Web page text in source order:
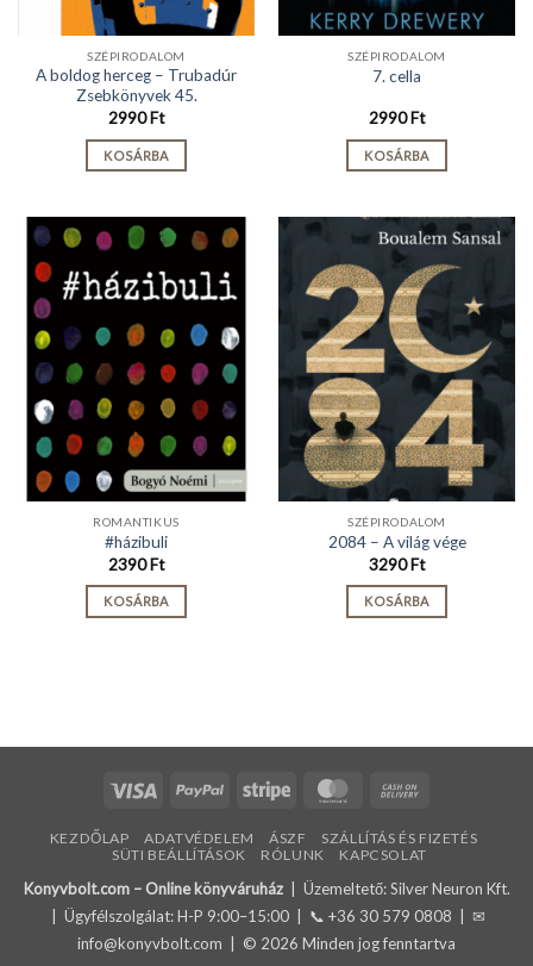
SZÉPIRODALOM
A boldog herceg – Trubadúr
Zsebkönyvek 45.
2990Ft
KOSÁRBA
SZÉPIRODALOM
7. cella
2990Ft
KOSÁRBA
ROMANTIKUS
#házibuli
2390Ft
KOSÁRBA
SZÉPIRODALOM
2084 – A világ vége
3290Ft
KOSÁRBA
Visa PayPal Stripe MasterCard
Delivery
KEZDŐLAP ADATVÉDELEM ÁSZF
SZÁLLÍTÁS ÉS FIZETÉS
SÜTI BEÁLLÍTÁSOK
RÓLUNK KAPCSOLAT
Konyvbolt.com – Online könyváruház| Üzemeltető: Silver Neuron Kft.
| Ügyfélszolgálat: H-P 9:00–15:00 | 📞 +36 30 579 0808 | ✉
info@konyvbolt.com | © 2026 Minden jog fenntartva